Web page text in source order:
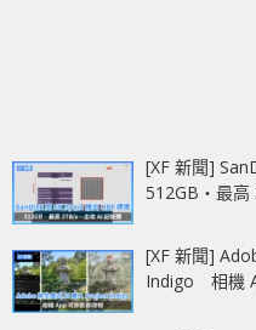
[XF 新聞]
512GB‧最高
[XF 新聞]
Indigo 相機